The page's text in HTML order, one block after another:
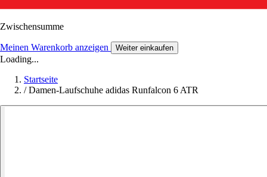
Zwischensumme
Meinen Warenkorb anzeigen Weiter einkaufen
Loading...
Startseite
/ Damen-Laufschuhe adidas Runfalcon 6 ATR